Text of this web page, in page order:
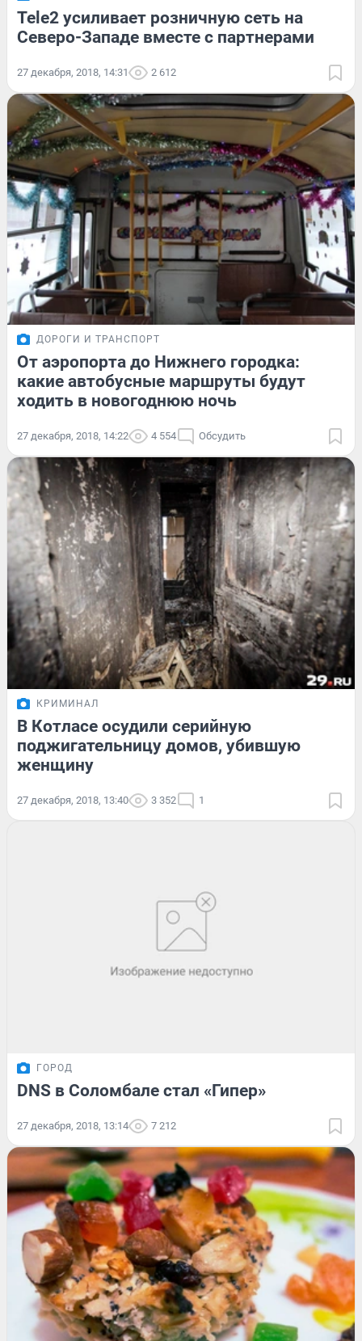
Tele2 усиливает розничную сеть на
Северо-Западе вместе с партнерами
27 декабря, 2018, 14:31 2 612
ДОРОГИ И ТРАНСПОРТ
От аэропорта до Нижнего городка:
какие автобусные маршруты будут
ходить в новогоднюю ночь
27 декабря, 2018, 14:22 4 554 Обсудить
КРИМИНАЛ
В Котласе осудили серийную
поджигательницу домов, убившую
женщину
27 декабря, 2018, 13:40 3 352 1
ГОРОД
DNS в Соломбале стал «Гипер»
27 декабря, 2018, 13:14 7 212